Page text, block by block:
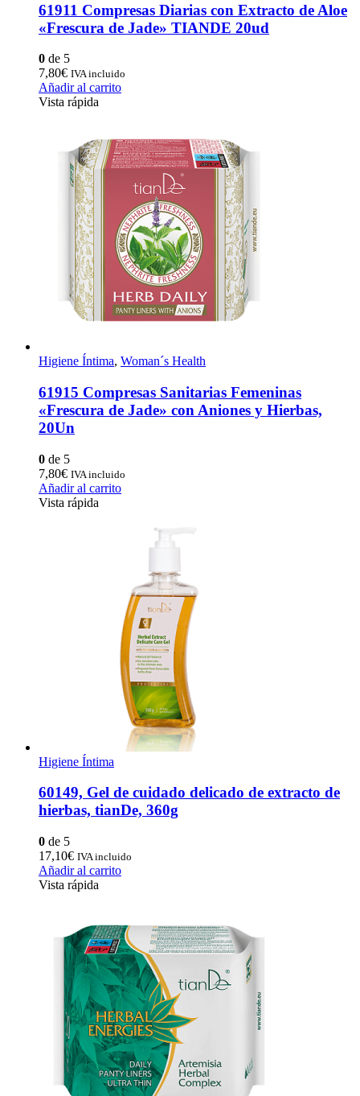
61911 Compresas Diarias con Extracto de Aloe
«Frescura de Jade» TIANDE 20ud
0 de 5
7,80€ IVA incluido
Añadir al carrito
Vista rápida
Higiene Íntima, Woman´s Health
61915 Compresas Sanitarias Femeninas
«Frescura de Jade» con Aniones y Hierbas,
20Un
0 de 5
7,80€ IVA incluido
Añadir al carrito
Vista rápida
Higiene Íntima
60149, Gel de cuidado delicado de extracto de
hierbas, tianDe, 360g
0 de 5
17,10€ IVA incluido
Añadir al carrito
Vista rápida